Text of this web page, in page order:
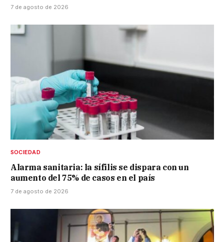
7 de agosto de 2026
SOCIEDAD
Alarma sanitaria: la sífilis se dispara con un
aumento del 75% de casos en el país
7 de agosto de 2026